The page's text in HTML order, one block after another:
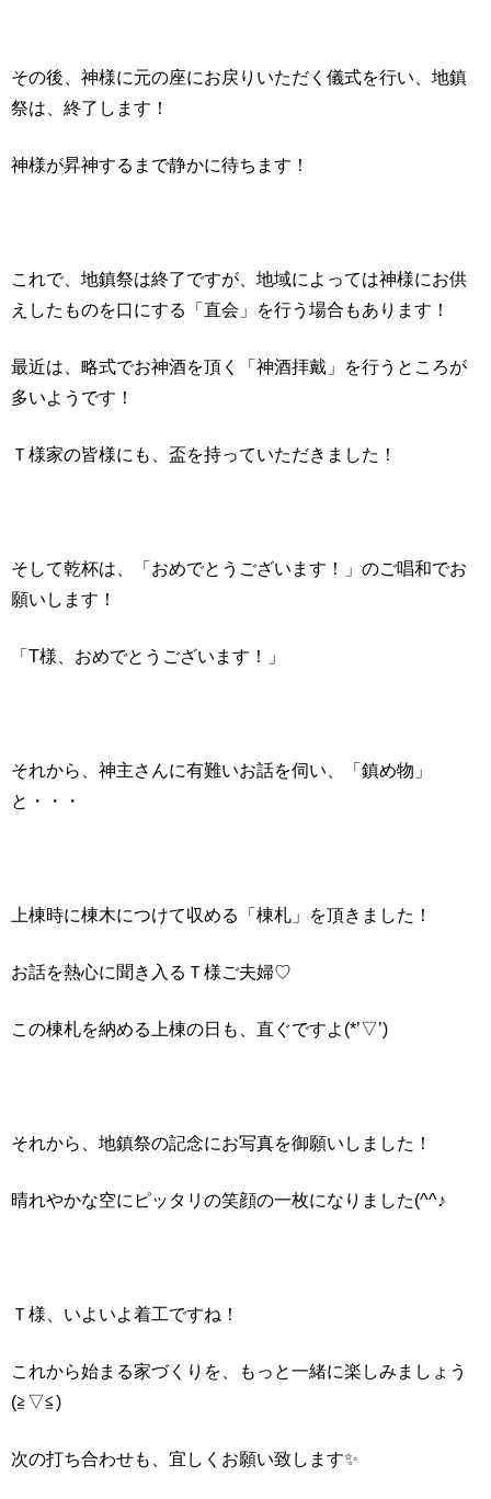
その後、神様に元の座にお戻りいただく儀式を行い、地鎮
祭は、終了します！
神様が昇神するまで静かに待ちます！
これで、地鎮祭は終了ですが、地域によっては神様にお供
えしたものを口にする「直会」を行う場合もあります！
最近は、略式でお神酒を頂く「神酒拝戴」を行うところが
多いようです！
Ｔ様家の皆様にも、盃を持っていただきました！
そして乾杯は、「おめでとうございます！」のご唱和でお
願いします！
「T様、おめでとうございます！」
それから、神主さんに有難いお話を伺い、「鎮め物」
と・・・
上棟時に棟木につけて収める「棟札」を頂きました！
お話を熱心に聞き入るＴ様ご夫婦♡
この棟札を納める上棟の日も、直ぐですよ(*’▽’)
それから、地鎮祭の記念にお写真を御願いしました！
晴れやかな空にピッタリの笑顔の一枚になりました(^^♪
Ｔ様、いよいよ着工ですね！
これから始まる家づくりを、もっと一緒に楽しみましょう
(≧▽≦)
次の打ち合わせも、宜しくお願い致します✨